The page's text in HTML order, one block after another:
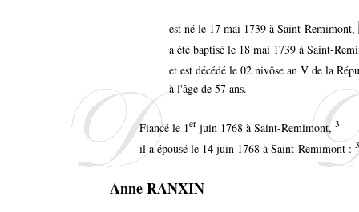
est né le 17 mai 1739 à Saint-Remimont,
a été baptisé le 18 mai 1739 à Saint-
et est décédé le 02 nivôse an V de la
à l'âge de 57 ans.
Fiancé le 1er juin 1768 à Saint-Remimont, 3
il a épousé le 14 juin 1768 à Saint-Remimont : 3
Anne RANXIN